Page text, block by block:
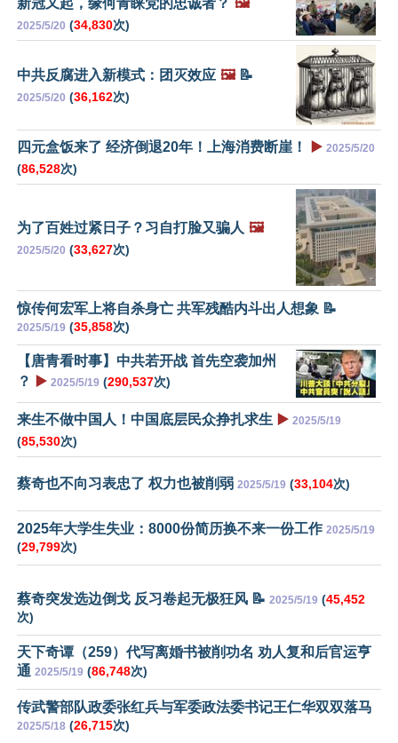
新冠又起，缘何青睐党的忠诚者？ 🖼️
2025/5/20 (34,830次)
中共反腐进入新模式：团灭效应 🖼️📝
2025/5/20 (36,162次)
四元盒饭来了 经济倒退20年！上海消费断崖！ ▶️ 2025/5/20
(86,528次)
为了百姓过紧日子？习自打脸又骗人 🖼️
2025/5/20 (33,627次)
惊传何宏军上将自杀身亡 共军残酷内斗出人想象 📝
2025/5/19 (35,858次)
【唐青看时事】中共若开战 首先空袭加州
？
▶️ 2025/5/19 (290,537次)
来生不做中国人！中国底层民众挣扎求生 ▶️ 2025/5/19
(85,530次)
蔡奇也不向习表忠了 权力也被削弱 2025/5/19 (33,104次)
2025年大学生失业：8000份简历换不来一份工作 2025/5/19
(29,799次)
蔡奇突发选边倒戈 反习卷起无极狂风 📝 2025/5/19 (45,452
次)
天下奇谭（259）代写离婚书被削功名 劝人复和后官运亨
通 2025/5/19 (86,748次)
传武警部队政委张红兵与军委政法委书记王仁华双双落马
2025/5/18 (26,715次)